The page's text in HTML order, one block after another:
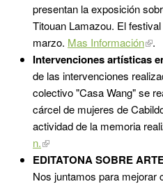
presentan la exposición
Titouan Lamazou. El
marzo. Mas Información .
Intervenciones artísticas
de las intervenciones
colectivo "Casa Wang" se
cárcel de mujeres de
actividad de la memoria
n.
EDITATONA SOBRE
Nos juntamos para mejorar